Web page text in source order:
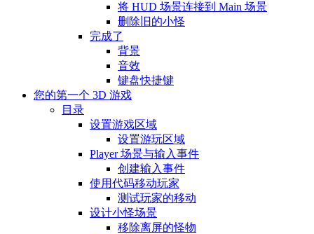
将 HUD 场景连接到 Main 场景
删除旧的小怪
完成了
背景
音效
键盘快捷键
您的第一个 3D 游戏
目录
设置游戏区域
设置游玩区域
Player 场景与输入事件
创建输入事件
使用代码移动玩家
测试玩家的移动
设计小怪场景
移除离屏的怪物